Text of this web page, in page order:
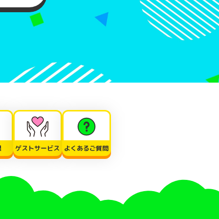
ゲストサービス よくあるご質問